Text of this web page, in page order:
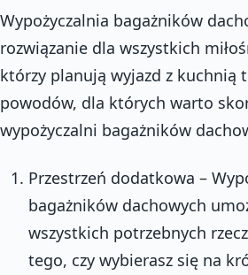
Wypożyczalnia bagażników
rozwiązanie dla wszystkich
którzy planują wyjazd z kuchnią
powodów, dla których warto
wypożyczalni bagażników
Przestrzeń dodatkowa –
bagażników dachowych
wszystkich potrzebnych
tego, czy wybierasz się na